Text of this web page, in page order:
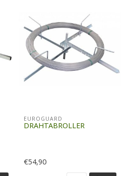
EUROGUARD
DRAHTABROLLER
€54,90